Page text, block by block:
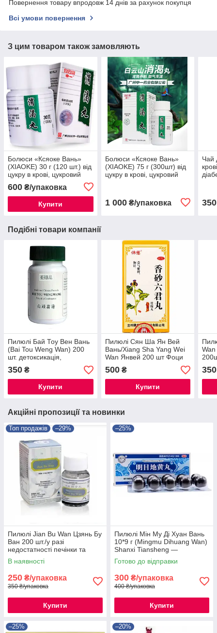
Повернення товару впродовж 14 днів за рахунок покупця
Всі умови повернення
З цим товаром також замовляють
Болюси «Ксяоке Вань»
(XIAOKE) 30 г (120 шт.) від
цукру в крові, цукровий
600 ₴/упаковка
Купити
Болюси «Ксяоке Вань»
(XIAOKE) 75 г (300шт) від
цукру в крові, цукровий
1 000₴/упаковка
Чай
350
Подібні товари компанії
Пилюлі Бай Тоу Вен Вань
(Bai Tou Weng Wan) 200
шт. детоксикація,
охолодження крові,
запобігання дизентерії
350 ₴
Купити
Пилюлі Сян Ша Ян Вей
Вань/Xiang Sha Yang Wei
Wan Янвей 200 шт Фоци
для здоров'я шлунка
500₴
Купити
350
Акційні пропозиції та новинки
Топ продажів –29%
Пилюлі Jian Bu Wan Цзянь Бу
Ван 200 шт./у разі
недостатності печінки та
нирок
В наявності
250 ₴/упаковка
350 ₴/упаковка
Купити
–25%
Пилюлі Мін Му Ді Хуан Вань
10*9 г (Mingmu Dihuang Wan)
Shanxi Tiansheng —
китайський препарат для
відновлення зору.
Готово до відправки
300 ₴/упаковка
400 ₴/упаковка
Купити
–25% –20%